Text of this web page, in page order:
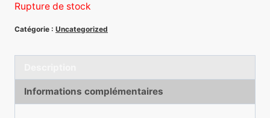
Rupture de stock
Catégorie : Uncategorized
Informations complémentaires